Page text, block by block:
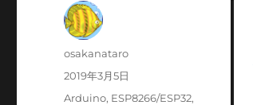
投
osakanataro
投
2019年3月5日
カ
Arduino, ESP8266/ESP32,